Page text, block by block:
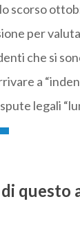
scorso
per
che si
a
legali
questo